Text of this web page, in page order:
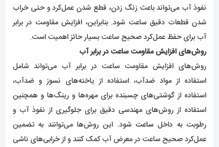
نفوذ آب می‌تواند باعث زنگ زدن، قطع شدن عمل‌کرد و حتی خراب
شدن قطعات دقیق ساعت شود. بنابراین، افزایش مقاومت در برابر
آب برای حفظ عمل‌کرد صحیح ساعت بسیار حائز اهمیت است.
روش‌های افزایش مقاومت ساعت در برابر آب
روش‌های افزایش مقاومت ساعت در برابر آب می‌تواند شامل
استفاده از مواد ضدآب، استفاده از یاخته‌های نسوز و ضدآب،
استفاده از گوشتی‌های چسبنده برای مهره‌ها و رینگ‌ها و همچنین
استفاده از روش‌های مهندسی دقیق برای جلوگیری از نفوذ آب و
رطوبت به داخل ساعت شود. این روش‌ها می‌توانند به تضمین
عمل‌کرد صحیح ساعت در معرض آب کمک کنند و از خرابی‌های ناشی